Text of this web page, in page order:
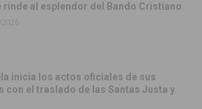
rinde al esplendor del Bando Cristiano
2026
inicia los actos oficiales de sus
con el traslado de las Santas Justa y